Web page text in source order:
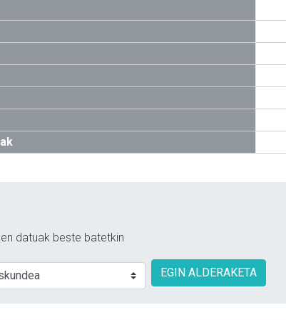
datuak beste batetkin
EGIN ALDERAKETA